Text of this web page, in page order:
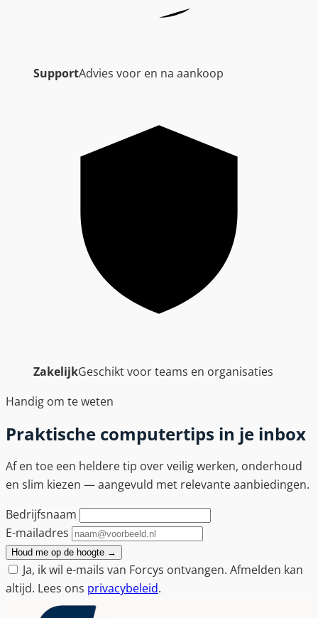
SupportAdvies voor en na aankoop
ZakelijkGeschikt voor teams en organisaties
Handig om te weten
Praktische computertips in je inbox
Af en toe een heldere tip over veilig werken, onderhoud
en slim kiezen — aangevuld met relevante aanbiedingen.
Bedrijfsnaam
E-mailadres
Houd me op de hoogte →
Ja, ik wil e-mails van Forcys ontvangen. Afmelden kan
altijd. Lees ons privacybeleid.